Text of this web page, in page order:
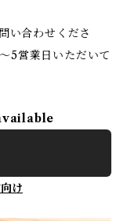
い合わせくださ
5営業日いただいて
け